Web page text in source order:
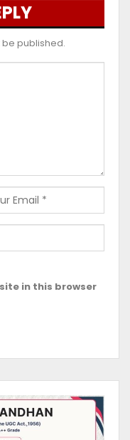
published.
in this browser